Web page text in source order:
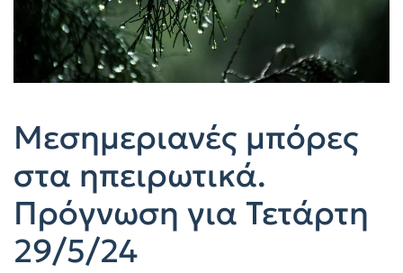
Μεσημεριανές μπόρες
στα ηπειρωτικά.
Πρόγνωση για Τετάρτη
29/5/24